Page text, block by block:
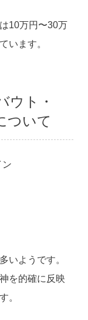
10万円〜30万
います。
ウト・
ついて
ン
いようです。
を的確に反映
。